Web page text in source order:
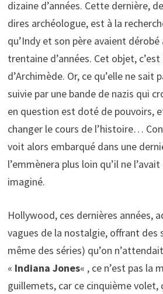
dizaine d’années. Cette dernière,
dires archéologue, est à la
qu’Indy et son père avaient dérobé
trentaine d’années. Cet objet, c’est
d’Archimède. Or, ce qu’elle ne sait
suivie par une bande de nazis qui
en question est doté de pouvoirs,
changer le cours de l’histoire…
voit alors embarqué dans une
l’emmènera plus loin qu’il ne
imaginé.
Hollywood, ces dernières années,
vagues de la nostalgie, offrant des
même des séries) qu’on
« Indiana Jones« , ce n’est pas la
guillemets, car ce cinquième volet,